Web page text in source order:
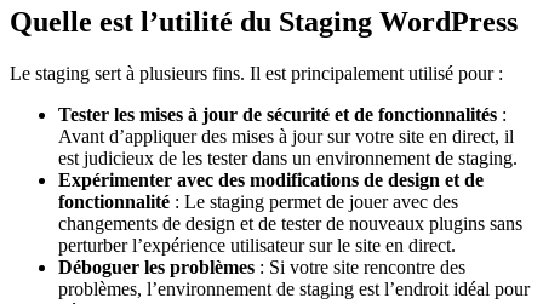
Quelle est l’utilité du Staging WordPress
Le staging sert à plusieurs fins. Il est principalement utilisé pour :
Tester les mises à jour de sécurité et de fonctionnalités :
Avant d’appliquer des mises à jour sur votre site en direct, il
est judicieux de les tester dans un environnement de staging.
Expérimenter avec des modifications de design et de
fonctionnalité : Le staging permet de jouer avec des
changements de design et de tester de nouveaux plugins sans
perturber l’expérience utilisateur sur le site en direct.
Déboguer les problèmes : Si votre site rencontre des
problèmes, l’environnement de staging est l’endroit idéal pour